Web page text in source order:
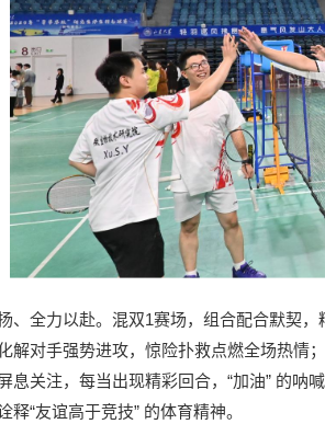
、全力以赴。混双1赛场，组合配合默契
解对手强势进攻，惊险扑救点燃全场热情
息关注，每当出现精彩回合，“加油” 的
“友谊高于竞技” 的体育精神。